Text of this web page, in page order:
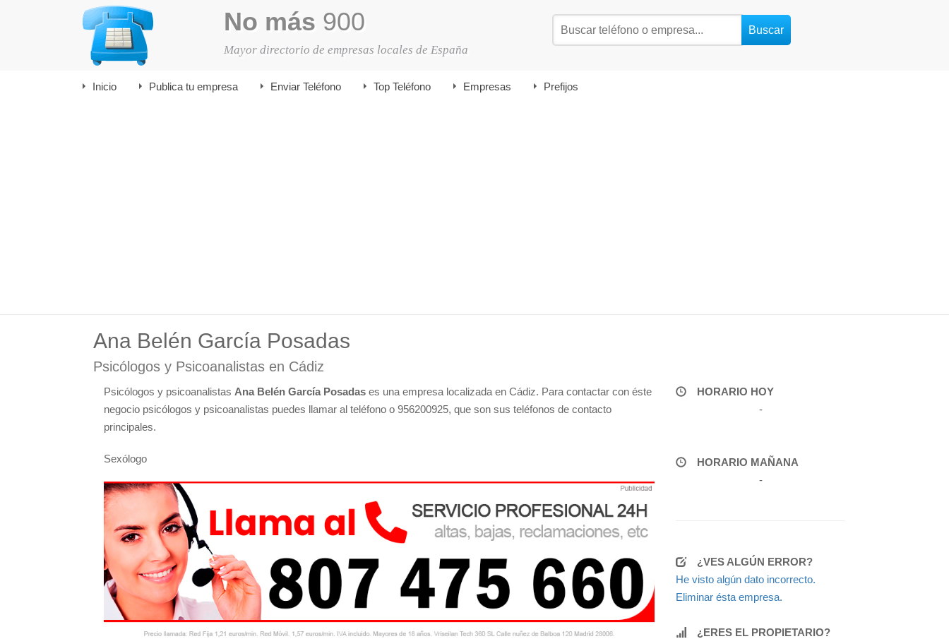
No más 900
Mayor directorio de empresas locales de España
Inicio Publica tu empresa Enviar Teléfono Top Teléfono Empresas Prefijos
Ana Belén García Posadas
Psicólogos y Psicoanalistas en Cádiz
Psicólogos y psicoanalistas Ana Belén García Posadas es una empresa localizada en Cádiz. Para contactar con éste
negocio psicólogos y psicoanalistas puedes llamar al teléfono o 956200925, que son sus teléfonos de contacto
principales.
Sexólogo
HORARIO HOY
-
HORARIO MAÑANA
-
¿VES ALGÚN ERROR?
He visto algún dato incorrecto.
Eliminar ésta empresa.
¿ERES EL PROPIETARIO?